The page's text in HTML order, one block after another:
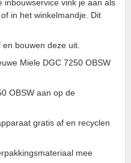
inbouwservice vink je aan als
in het winkelmandje. Dit
bouwen deze uit.
Miele DGC 7250 OBSW
OBSW aan op de
gratis af en recyclen
mee